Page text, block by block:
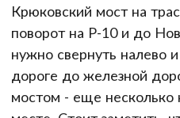
Крюковский мост на
поворот на Р-10 и до
нужно свернуть налево
дороге до железной
мостом - еще несколько